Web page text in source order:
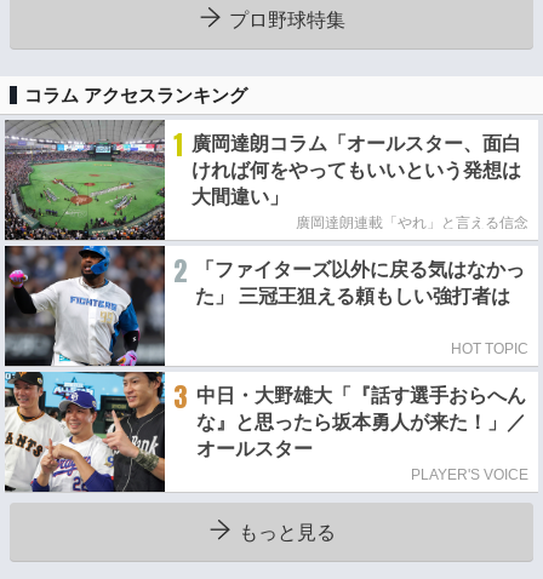
プロ野球特集
コラム アクセスランキング
1 廣岡達朗コラム「オールスター、面白
ければ何をやってもいいという発想は
大間違い」
廣岡達朗連載「やれ」と言える信念
2
「ファイターズ以外に戻る気はなかっ
た」 三冠王狙える頼もしい強打者は
HOT TOPIC
3 中日・大野雄大「『話す選手おらへん
な』と思ったら坂本勇人が来た！」／
オールスター
PLAYER'S VOICE
もっと見る